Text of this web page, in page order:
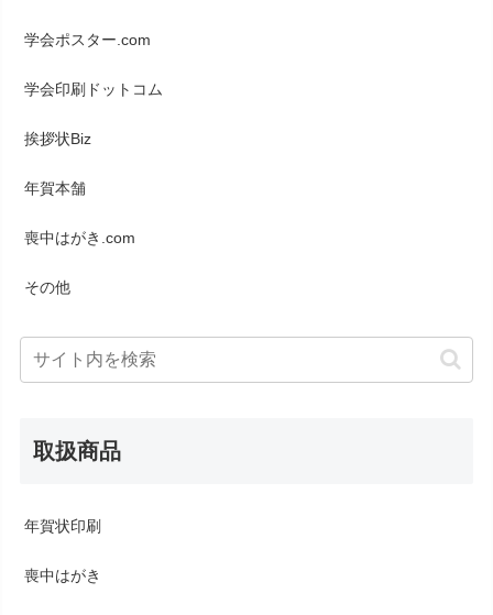
学会ポスター.com
学会印刷ドットコム
挨拶状Biz
年賀本舗
喪中はがき.com
その他
取扱商品
年賀状印刷
喪中はがき